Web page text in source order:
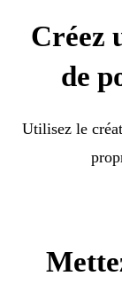
Créez
de
Utilisez le